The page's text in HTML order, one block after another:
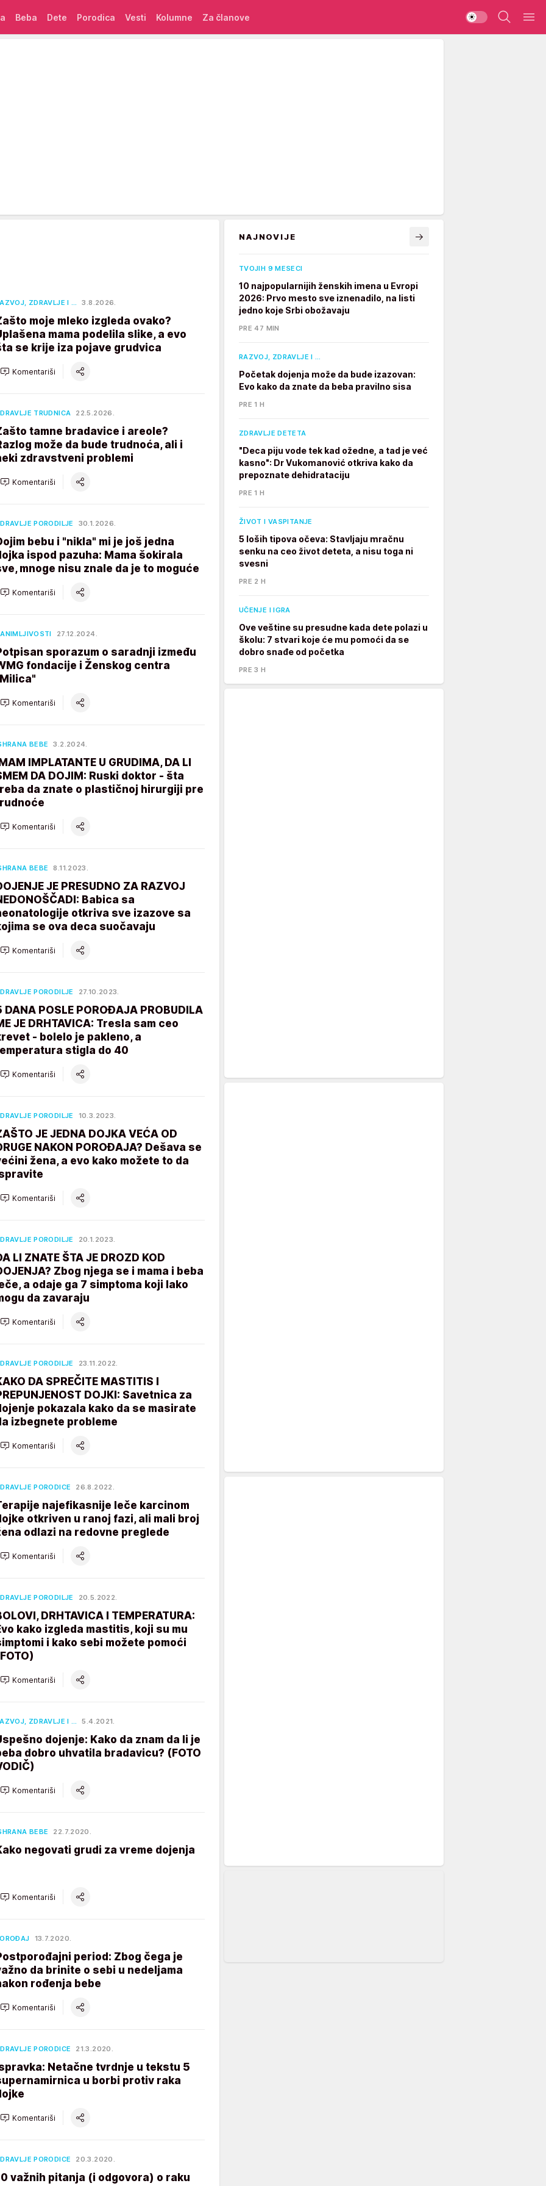
Beba Dete Porodica Vesti Kolumne Za članove
ZDRAVLJE I … 3.8.2026.
moje mleko izgleda ovako?
mama podelila slike, a evo
se krije iza pojave grudvica
Komentariši
TRUDNICA 22.5.2026.
tamne bradavice i areole?
može da bude trudnoća, ali i
zdravstveni problemi
Komentariši
PORODILJE 30.1.2026.
bebu i "nikla" mi je još jedna
ispod pazuha: Mama šokirala
mnoge nisu znale da je to moguće
Komentariši
27.12.2024.
sporazum o saradnji između
fondacije i Ženskog centra
Komentariši
BEBE 3.2.2024.
IMPLATANTE U GRUDIMA, DA LI
DA DOJIM: Ruski doktor - šta
da znate o plastičnoj hirurgiji pre
Komentariši
BEBE 8.11.2023.
JE PRESUDNO ZA RAZVOJ
Babica sa
otkriva sve izazove sa
se ova deca suočavaju
Komentariši
PORODILJE 27.10.2023.
DANA POSLE POROĐAJA PROBUDILA
JE DRHTAVICA: Tresla sam ceo
- bolelo je pakleno, a
stigla do 40
Komentariši
PORODILJE 10.3.2023.
JE JEDNA DOJKA VEĆA OD
NAKON POROĐAJA? Dešava se
žena, a evo kako možete to da
Komentariši
PORODILJE 20.1.2023.
LI ZNATE ŠTA JE DROZD KOD
Zbog njega se i mama i beba
a odaje ga 7 simptoma koji lako
da zavaraju
Komentariši
PORODILJE 23.11.2022.
DA SPREČITE MASTITIS I
DOJKI: Savetnica za
pokazala kako da se masirate
izbegnete probleme
Komentariši
PORODICE 26.8.2022.
najefikasnije leče karcinom
otkriven u ranoj fazi, ali mali broj
odlazi na redovne preglede
Komentariši
PORODILJE 20.5.2022.
DRHTAVICA I TEMPERATURA:
kako izgleda mastitis, koji su mu
i kako sebi možete pomoći
Komentariši
ZDRAVLJE I … 5.4.2021.
dojenje: Kako da znam da li je
dobro uhvatila bradavicu? (FOTO
Komentariši
BEBE 22.7.2020.
negovati grudi za vreme dojenja
Komentariši
13.7.2020.
period: Zbog čega je
da brinite o sebi u nedeljama
rođenja bebe
Komentariši
PORODICE 21.3.2020.
Netačne tvrdnje u tekstu 5
u borbi protiv raka
Komentariši
PORODICE 20.3.2020.
važnih pitanja (i odgovora) o raku
NAJNOVIJE
TVOJIH 9 MESECI
10 najpopularnijih ženskih imena u Evropi
2026: Prvo mesto sve iznenadilo, na listi
jedno koje Srbi obožavaju
PRE 47 MIN
RAZVOJ, ZDRAVLJE I …
Početak dojenja može da bude izazovan:
Evo kako da znate da beba pravilno sisa
PRE 1 H
ZDRAVLJE DETETA
"Deca piju vode tek kad ožedne, a tad je već
kasno": Dr Vukomanović otkriva kako da
prepoznate dehidrataciju
PRE 1 H
ŽIVOT I VASPITANJE
5 loših tipova očeva: Stavljaju mračnu
senku na ceo život deteta, a nisu toga ni
svesni
PRE 2 H
UČENJE I IGRA
Ove veštine su presudne kada dete polazi u
školu: 7 stvari koje će mu pomoći da se
dobro snađe od početka
PRE 3 H